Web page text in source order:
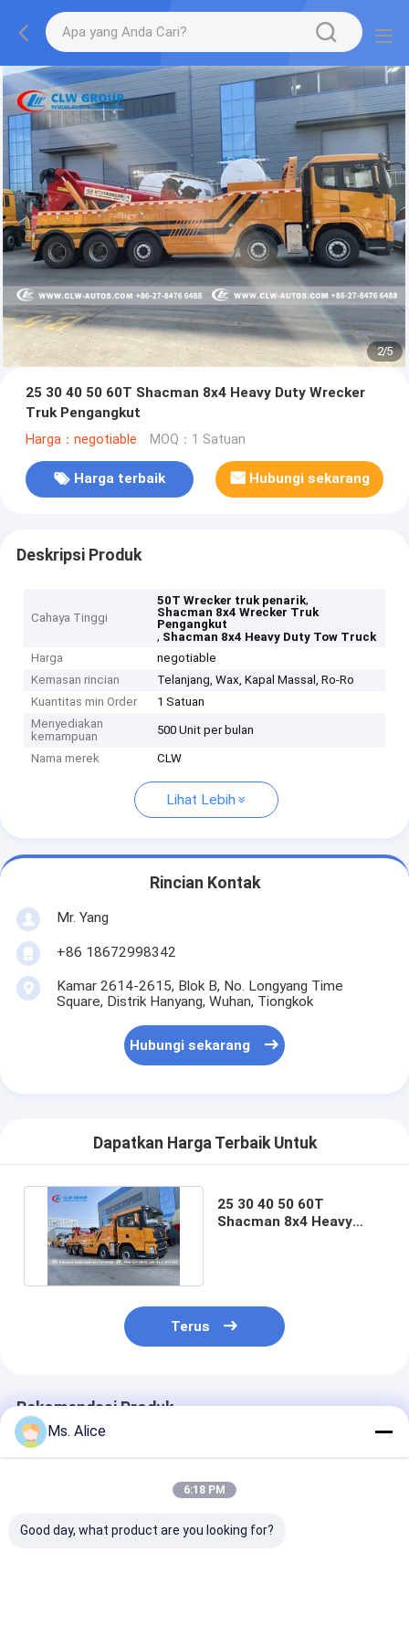
2/5
25 30 40 50 60T Shacman 8x4 Heavy Duty Wrecker
Truk Pengangkut
Harga：negotiable MOQ：1 Satuan
Harga terbaik Hubungi sekarang
Deskripsi Produk
Cahaya Tinggi
50T Wrecker truk penarik,
Shacman 8x4 Wrecker Truk
Pengangkut
, Shacman 8x4 Heavy Duty Tow Truck
Harga
negotiable
Kemasan rincian
Telanjang, Wax, Kapal Massal, Ro-Ro
Kuantitas min Order
1 Satuan
Menyediakan
kemampuan
500 Unit per bulan
Nama merek CLW
Lihat Lebih
Rincian Kontak
Mr. Yang
+86 18672998342
Kamar 2614-2615, Blok B, No. Longyang Time
Square, Distrik Hanyang, Wuhan, Tiongkok
Hubungi sekarang
Dapatkan Harga Terbaik Untuk
25 30 40 50 60T
Shacman 8x4 Heavy
Terus
Rekomendasi Produk
Ms. Alice
6:18 PM
Good day, what product are you looking for?